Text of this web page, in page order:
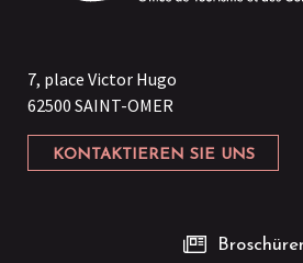
7, place Victor Hugo
62500 SAINT-OMER
KONTAKTIEREN SIE UNS